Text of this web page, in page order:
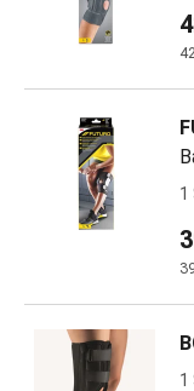
Ohren
und
1
1